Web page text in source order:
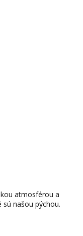
atmosférou a
našou pýchou.